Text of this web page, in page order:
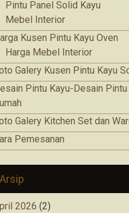
Pintu Panel Solid Kayu
Mebel Interior
Kusen Pintu Kayu Oven
Harga Mebel Interior
Galery Kusen Pintu Kayu
Pintu Kayu-Desain Pintu
Galery Kitchen Set dan
Pemesanan
Arsip
2026 (2)